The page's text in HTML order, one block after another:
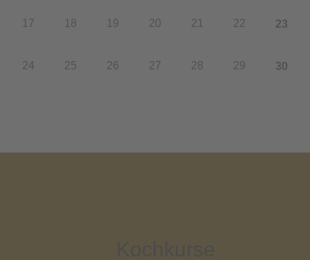
17 18 19 20 21 22 23
24 25 26 27 28 29 30